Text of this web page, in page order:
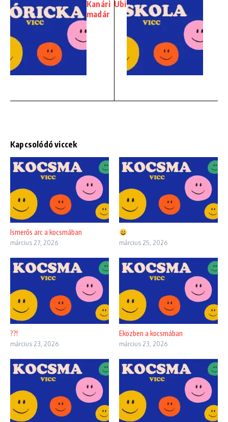
Kanári
madár
Ubi
Kapcsolódó viccek
Ismerős arc a kocsmában
március 27, 2026 március 25, 2026
??!
március 23, 2026
Eközben a kocsmában
március 23, 2026